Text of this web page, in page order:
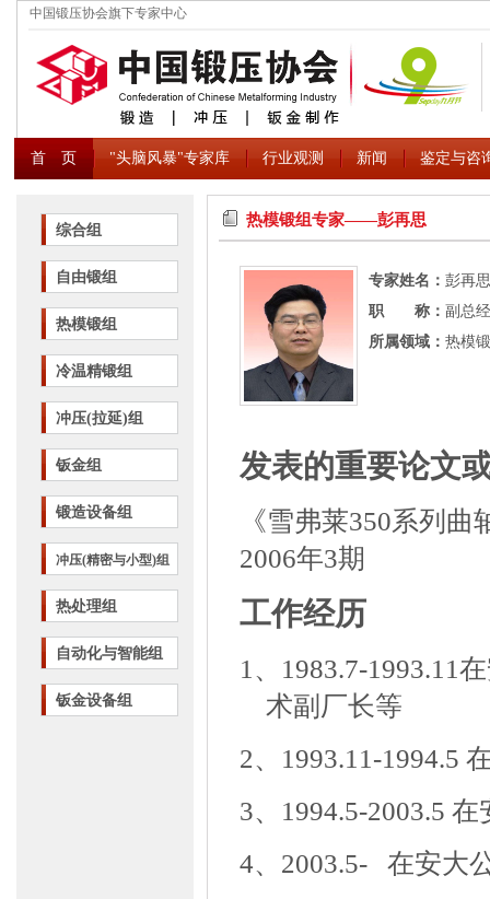
中国锻压协会旗下专家中心
首 页 "头脑风暴"专家库 行业观测 新闻 鉴定与咨
综合组
自由锻组
热模锻组
冷温精锻组
冲压(拉延)组
钣金组
锻造设备组
冲压(精密与小型)组
热处理组
自动化与智能组
钣金设备组
热模锻组专家――彭再思
专家姓名： 彭再思
职 称： 副总
所属领域： 热模
发表的重要论文
《雪弗莱350系列曲
2006年3期
工作经历
1、 1983.7-1993.11
术副厂长等
2、 1993.11-1994.5
3、 1994.5-2003.5 在
4、 2003.5- 在安大